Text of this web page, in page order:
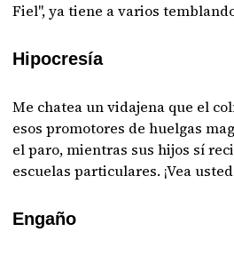
Fiel", ya tiene a varios
Hipocresía
Me chatea un vidajena que el
esos promotores de huelgas
el paro, mientras sus hijos sí
escuelas particulares. ¡Vea
Engaño